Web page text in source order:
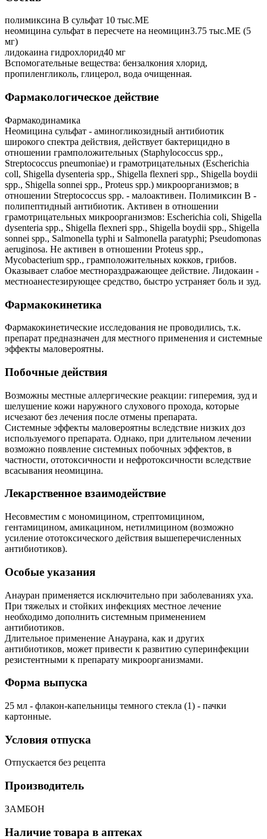
полимиксина B сульфат 10 тыс.МЕ
неомицина сульфат в пересчете на неомицин3.75 тыс.МЕ (5
мг)
лидокаина гидрохлорид40 мг
Вспомогательные вещества: бензалкония хлорид,
пропиленгликоль, глицерол, вода очищенная.
Фармакологическое действие
Фармакодинамика
Неомицина сульфат - аминогликозидный антибиотик
широкого спектра действия, действует бактерицидно в
отношении грамположительных (Staphylococcus spp.,
Streptococcus pneumoniae) и грамотрицательных (Escherichia
coll, Shigella dysenteria spp., Shigella flexneri spp., Shigella boydii
spp., Shigella sonnei spp., Proteus spp.) микроорганизмов; в
отношении Streptococcus spp. - малоактивен. Полимиксин В -
полипептидный антибиотик. Активен в отношении
грамотрицательных микроорганизмов: Escherichia coli, Shigella
dysenteria spp., Shigella flexneri spp., Shigella boydii spp., Shigella
sonnei spp., Salmonella typhi и Salmonella paratyphi; Pseudomonas
aeruginosa. He активен в отношении Proteus spp.,
Mycobacterium spp., грамположительных кокков, грибов.
Оказывает слабое местнораздражающее действие. Лидокаин -
местноанестезирующее средство, быстро устраняет боль и зуд.
Фармакокинетика
Фармакокинетические исследования не проводились, т.к.
препарат предназначен для местного применения и системные
эффекты маловероятны.
Побочные действия
Возможны местные аллергические реакции: гиперемия, зуд и
шелушение кожи наружного слухового прохода, которые
исчезают без лечения после отмены препарата.
Системные эффекты маловероятны вследствие низких доз
используемого препарата. Однако, при длительном лечении
возможно появление системных побочных эффектов, в
частности, ототоксичности и нефротоксичности вследствие
всасывания неомицина.
Лекарственное взаимодействие
Несовместим с мономицином, стрептомицином,
гентамицином, амикацином, нетилмицином (возможно
усиление ототоксического действия вышеперечисленных
антибиотиков).
Особые указания
Анауран применяется исключительно при заболеваниях уха.
При тяжелых и стойких инфекциях местное лечение
необходимо дополнить системным применением
антибиотиков.
Длительное применение Анаурана, как и других
антибиотиков, может привести к развитию суперинфекции
резистентными к препарату микроорганизмами.
Форма выпуска
25 мл - флакон-капельницы темного стекла (1) - пачки
картонные.
Условия отпуска
Отпускается без рецепта
Производитель
ЗАМБОН
Наличие товара в аптеках